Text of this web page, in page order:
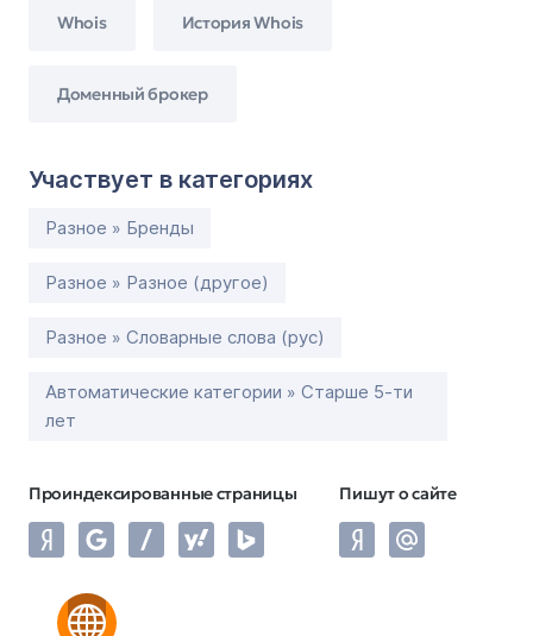
Whois История Whois
Доменный брокер
Участвует в категориях
Разное » Бренды
Разное » Разное (другое)
Разное » Словарные слова (рус)
Автоматические категории » Старше 5-ти
лет
Проиндексированные страницы Пишут о сайте